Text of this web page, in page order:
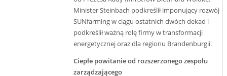
Minister Steinbach podkreślił imponujący rozwój
SUNfarming w ciągu ostatnich dwóch dekad i
podkreślił ważną rolę firmy w transformacji
energetycznej oraz dla regionu Brandenburgii.
Ciepłe powitanie od rozszerzonego zespołu
zarządzającego